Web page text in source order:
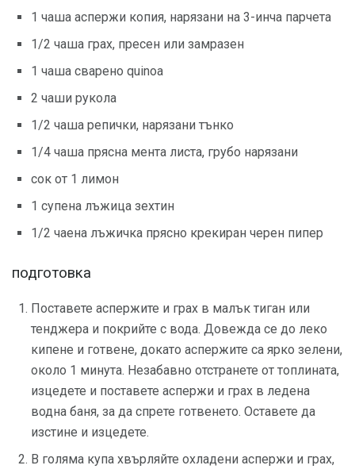
1 чаша аспержи копия, нарязани на 3-инча парчета
1/2 чаша грах, пресен или замразен
1 чаша сварено quinoa
2 чаши рукола
1/2 чаша репички, нарязани тънко
1/4 чаша прясна мента листа, грубо нарязани
сок от 1 лимон
1 супена лъжица зехтин
1/2 чаена лъжичка прясно крекиран черен пипер
подготовка
Поставете аспержите и грах в малък тиган или
тенджера и покрийте с вода. Довежда се до леко
кипене и готвене, докато аспержите са ярко зелени,
около 1 минута. Незабавно отстранете от топлината,
изцедете и поставете аспержи и грах в ледена
водна баня, за да спрете готвенето. Оставете да
изстине и изцедете.
В голяма купа хвърляйте охладени аспержи и грах,